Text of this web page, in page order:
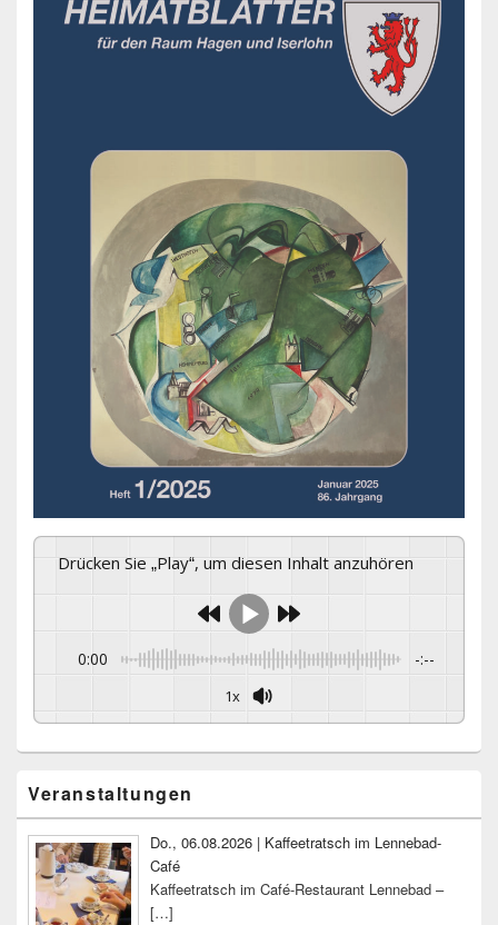
Drücken Sie „Play“, um diesen Inhalt anzuhören
0:00 -:--
1x
Seitenleisten-
Widgetbereich
Veranstaltungen
Do., 06.08.2026 | Kaffeetratsch im Lennebad-
Café
Kaffeetratsch im Café-Restaurant Lennebad –
[…]